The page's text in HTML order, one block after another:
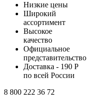
Низкие цены
Широкий
ассортимент
Высокое
качество
Официальное
представительство
Доставка - 190 Р
по всей России
8 800 222 36 72